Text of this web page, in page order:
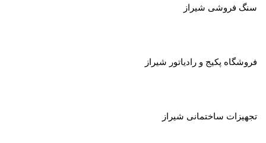
سنگ فروشی شیراز
فروشگاه پکیج و رادیاتور شیراز
تجهیزات ساختمانی شیراز